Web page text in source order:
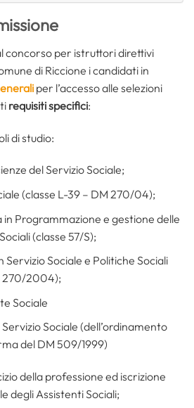
concorso per istruttori direttivi
di Riccione i candidati in
per l’accesso alle selezioni
requisiti specifici:
di studio:
del Servizio Sociale;
(classe L-39 – DM 270/04);
in Programmazione e gestione delle
(classe 57/S);
Servizio Sociale e Politiche Sociali
270/2004);
Sociale
Sociale (dell’ordinamento
del DM 509/1999)
della professione ed iscrizione
degli Assistenti Sociali;